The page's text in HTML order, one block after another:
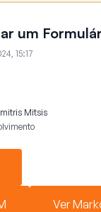
um
15:17
Mitsis
Ver